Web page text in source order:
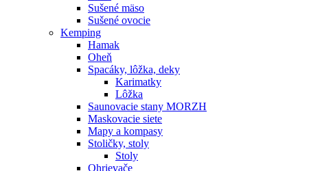
Sušené mäso
Sušené ovocie
Kemping
Hamak
Oheň
Spacáky, lôžka, deky
Karimatky
Lôžka
Saunovacie stany MORZH
Maskovacie siete
Mapy a kompasy
Stoličky, stoly
Stoly
Ohrievače